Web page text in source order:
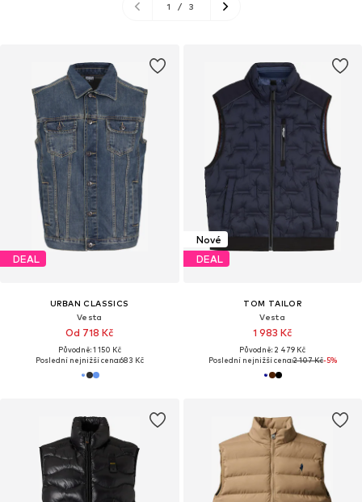
1 / 3
DEAL
URBAN CLASSICS
Vesta
Od 718 Kč
Původně: 1 150 Kč
Poslední nejnižší cena:683 Kč
Nové
DEAL
TOM TAILOR
Vesta
1 983 Kč
Původně: 2 479 Kč
Poslední nejnižší cena:2 107 Kč-5%